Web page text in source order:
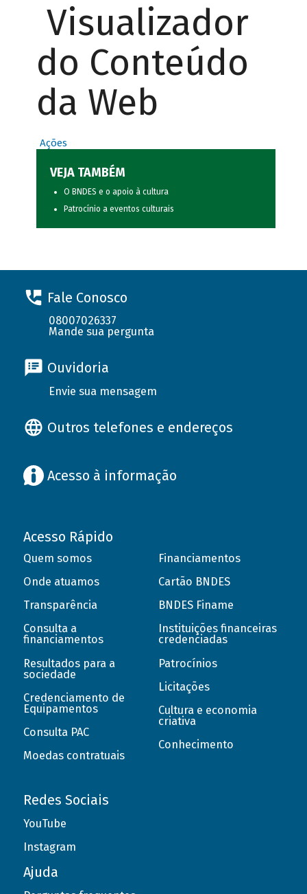
Visualizador
do Conteúdo
da Web
Ações
VEJA TAMBÉM
O BNDES e o apoio à cultura
Patrocínio a eventos culturais
Fale Conosco
08007026337
Mande sua pergunta
Ouvidoria
Envie sua mensagem
Outros telefones e endereços
Acesso à informação
Acesso Rápido
Quem somos
Onde atuamos
Transparência
Consulta a
financiamentos
Resultados para a
sociedade
Credenciamento de
Equipamentos
Consulta PAC
Moedas contratuais
Financiamentos
Cartão BNDES
BNDES Finame
Instituições financeiras
credenciadas
Patrocínios
Licitações
Cultura e economia
criativa
Conhecimento
Redes Sociais
YouTube
Instagram
Ajuda